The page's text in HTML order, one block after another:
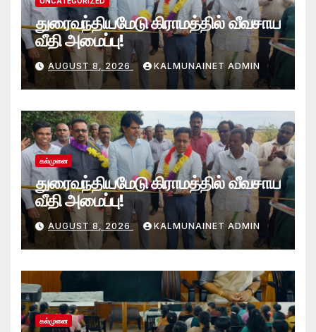
துரைவந்தியமேடு கிராமத்தில் வீவசாய
வீதி அமைப்பு!
AUGUST 8, 2026 KALMUNAINET ADMIN
கல்முனை
துரைவந்தியமேடு கிராமத்தில் வீவசாய
வீதி அமைப்பு!
AUGUST 8, 2026 KALMUNAINET ADMIN
கல்முனை